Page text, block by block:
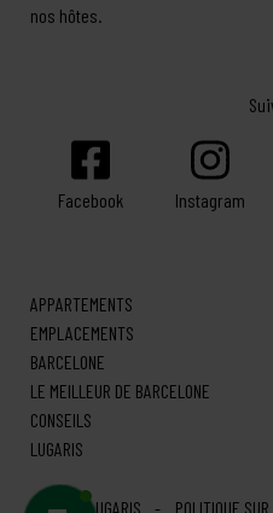
nos hôtes.
Facebook Instagram
APPARTEMENTS
EMPLACEMENTS
BARCELONE
LE MEILLEUR DE BARCELONE
CONSEILS
LUGARIS
© LUGARIS POLITIQUE